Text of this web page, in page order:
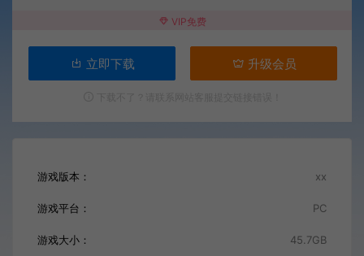
VIP免费
立即下载 升级会员
游戏版本： xx
游戏平台： PC
游戏大小： 45.7GB